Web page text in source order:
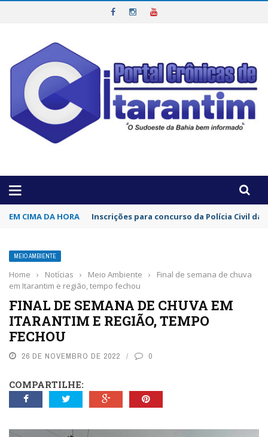
EM CIMA DA HORA Inscrições para concurso da Polícia Civil da
MEIO AMBIENTE
Home › Notícias › Meio Ambiente ›
Final de semana de chuva
em Itarantim e região, tempo fechou
FINAL DE SEMANA DE CHUVA EM
ITARANTIM E REGIÃO, TEMPO
FECHOU
26 DE NOVEMBRO DE 2022 0
COMPARTILHE: